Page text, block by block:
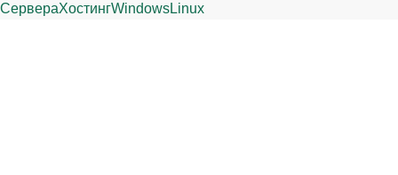
СервераХостингWindowsLinux